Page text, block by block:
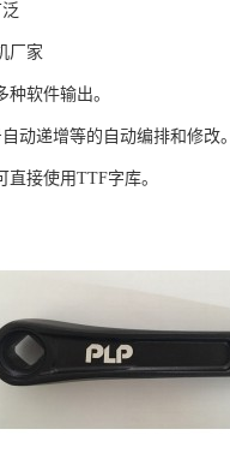
厂家
种软件输出。
动递增等的自动编排和修改。
接使用TTF字库。